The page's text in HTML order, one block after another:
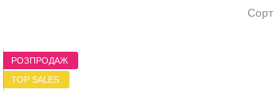
РОЗПРОДАЖ
TOP SALES